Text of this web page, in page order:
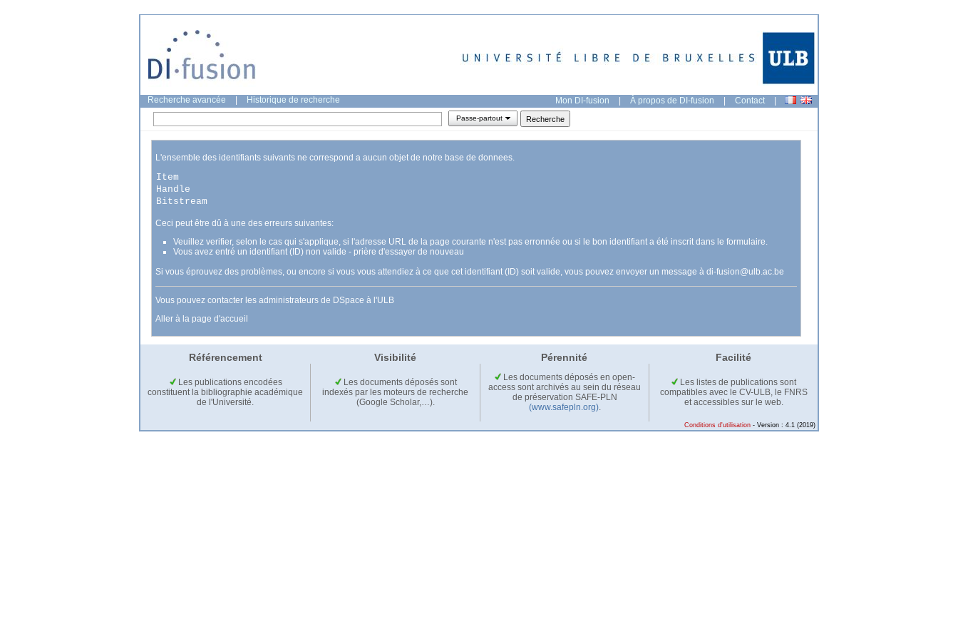
Recherche avancée Historique de recherche Mon DI-fusion | À propos de DI-fusion | Contact |
Passe-partout
L'ensemble des identifiants suivants ne correspond a aucun objet de notre base de donnees.
Item
Handle
Bitstream
Ceci peut être dû à une des erreurs suivantes:
Veuillez verifier, selon le cas qui s'applique, si l'adresse URL de la page courante n'est pas erronnée ou si le bon identifiant a été inscrit dans le formulaire.
Vous avez entré un identifiant (ID) non valide - prière d'essayer de nouveau
Si vous éprouvez des problèmes, ou encore si vous vous attendiez à ce que cet identifiant (ID) soit valide, vous pouvez envoyer un message à di-fusion@ulb.ac.be
Vous pouvez contacter les administrateurs de DSpace à l'ULB
Aller à la page d'accueil
Référencement Visibilité Pérennité Facilité
Les publications encodées
constituent la bibliographie académique
de l'Université.
Les documents déposés sont
indexés par les moteurs de recherche
(Google Scholar,…).
Les documents déposés en open-
access sont archivés au sein du réseau
de préservation SAFE-PLN
(www.safepln.org).
Les listes de publications sont
compatibles avec le CV-ULB, le FNRS
et accessibles sur le web.
Conditions d'utilisation - Version : 4.1 (2019)